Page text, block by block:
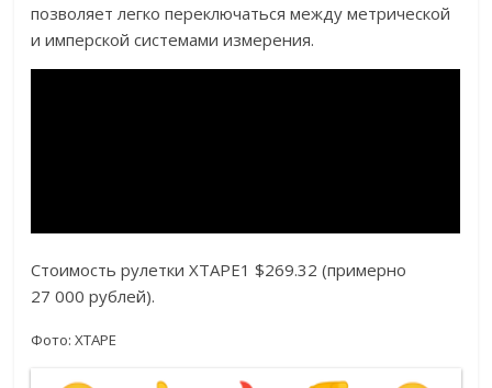
позволяет легко переключаться между метрической
и имперской системами измерения.
Стоимость рулетки XTAPE1 $269.32 (примерно
27 000 рублей).
Фото: XTAPE